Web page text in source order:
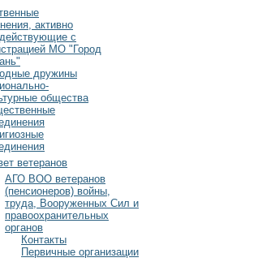
активно
с
МО "Город
дружины
общества
ветеранов
АГО ВОО ветеранов
(пенсионеров) войны,
труда, Вооруженных Сил и
правоохранительных
органов
Контакты
Первичные организации